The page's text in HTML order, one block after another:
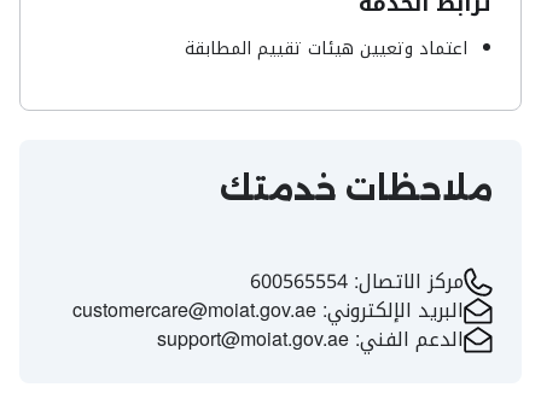
اعتماد وتعيين هيئات تقييم المطابقة
ملاحظات خدمتك
مركز الاتصال:600565554
البريد الإلكتروني:customercare@moiat.gov.ae
الدعم الفني:support@moiat.gov.ae